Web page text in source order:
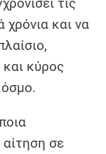
και να
κύρος
σε